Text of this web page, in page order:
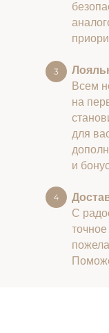
Всем
на
для
и
С